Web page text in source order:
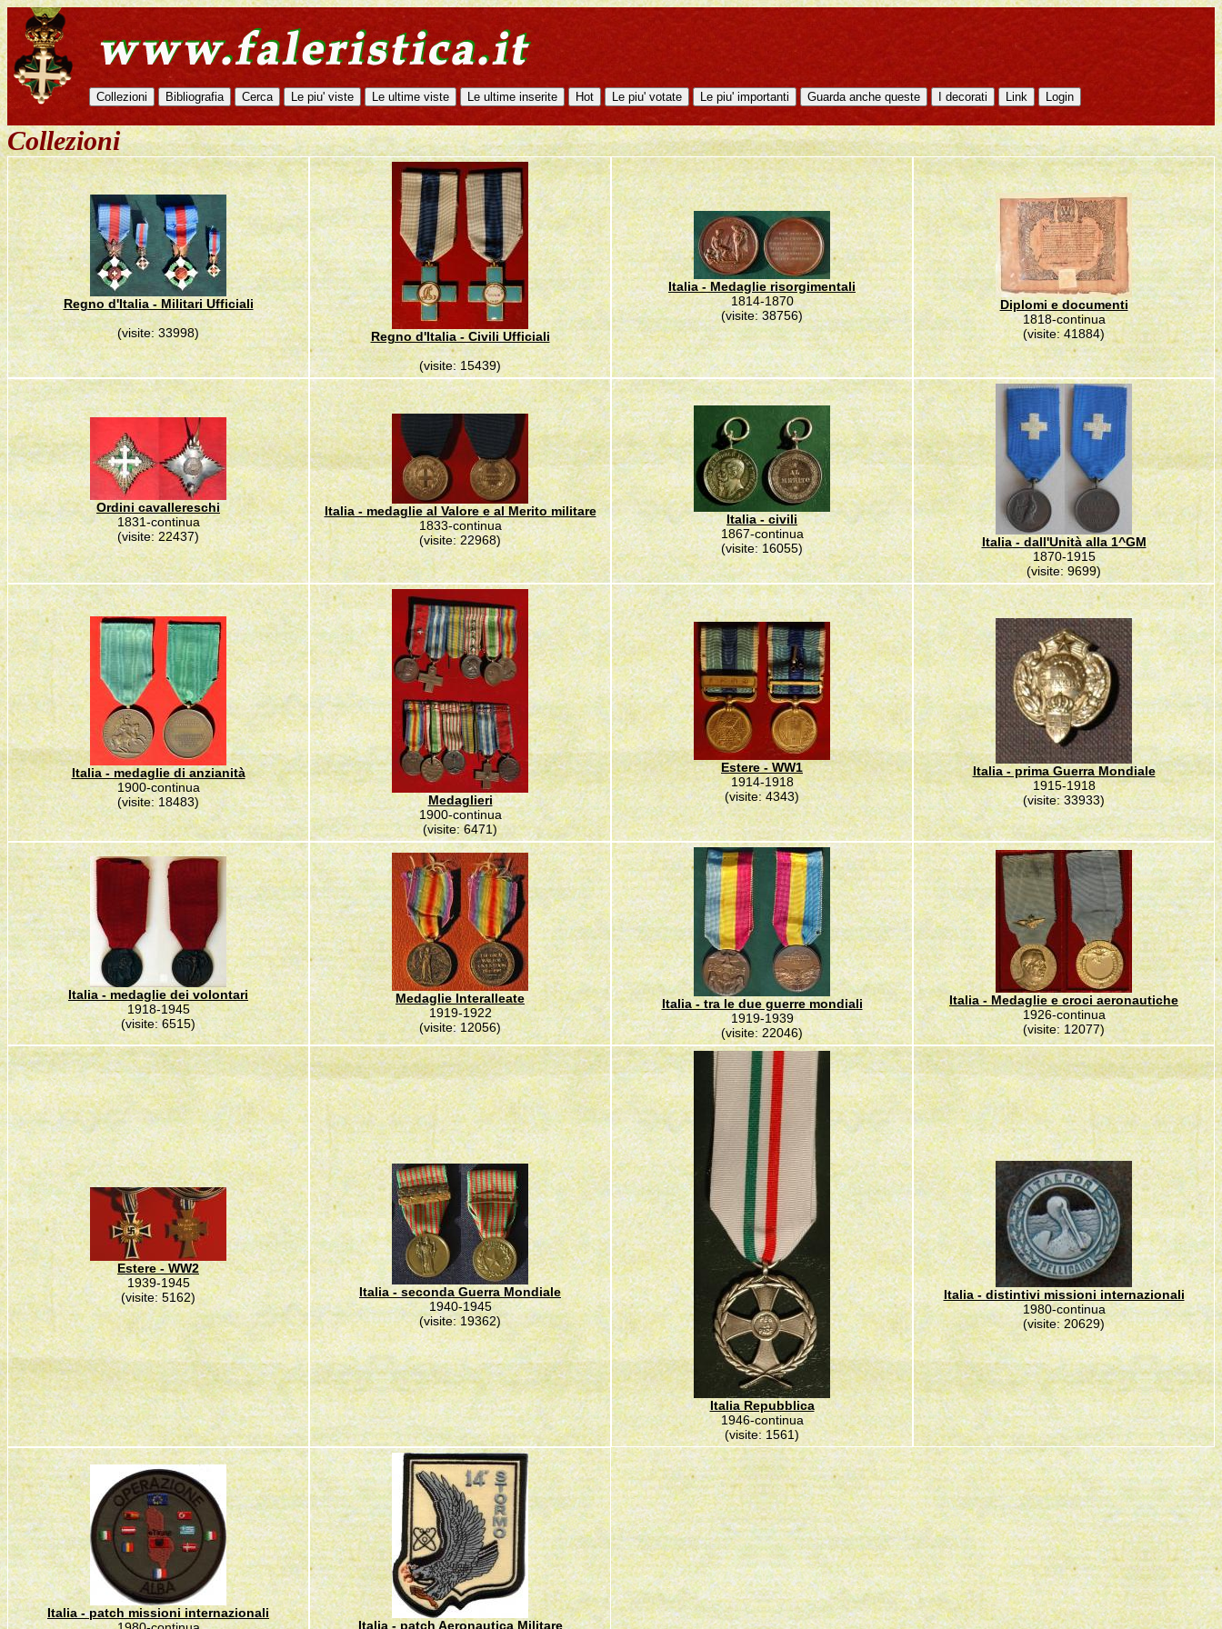
Collezioni
Regno d'Italia - Militari Ufficiali
(visite: 33998)
Regno d'Italia - Civili Ufficiali
(visite: 15439)
Italia - Medaglie risorgimentali
1814-1870
(visite: 38756)
Diplomi e documenti
1818-continua
(visite: 41884)
Ordini cavallereschi
1831-continua
(visite: 22437)
Italia - medaglie al Valore e al Merito militare
1833-continua
(visite: 22968)
Italia - civili
1867-continua
(visite: 16055)
Italia - dall'Unità alla 1^GM
1870-1915
(visite: 9699)
Italia - medaglie di anzianità
1900-continua
(visite: 18483)
Medaglieri
1900-continua
(visite: 6471)
Estere - WW1
1914-1918
(visite: 4343)
Italia - prima Guerra Mondiale
1915-1918
(visite: 33933)
Italia - medaglie dei volontari
1918-1945
(visite: 6515)
Medaglie Interalleate
1919-1922
(visite: 12056)
Italia - tra le due guerre mondiali
1919-1939
(visite: 22046)
Italia - Medaglie e croci aeronautiche
1926-continua
(visite: 12077)
Estere - WW2
1939-1945
(visite: 5162)
Italia - seconda Guerra Mondiale
1940-1945
(visite: 19362)
Italia Repubblica
1946-continua
(visite: 1561)
Italia - distintivi missioni internazionali
1980-continua
(visite: 20629)
Italia - patch missioni internazionali
Italia - patch Aeronautica Militare